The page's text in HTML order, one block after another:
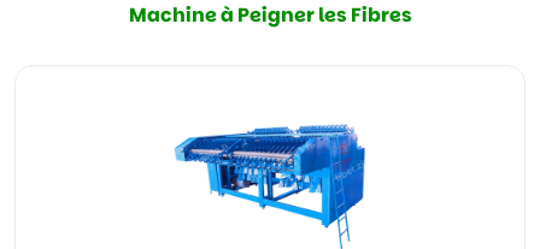
Machine à Peigner les Fibres